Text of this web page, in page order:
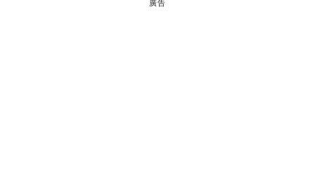
廣告